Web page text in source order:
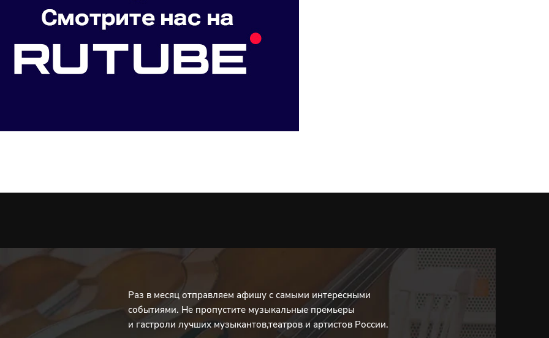
Раз в месяц отправляем афишу с самыми интересными
событиями. Не пропустите музыкальные премьеры
и гастроли лучших музыкантов,театров и артистов России.